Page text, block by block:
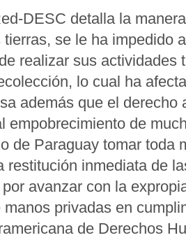
DESC detalla la
se le ha impedido
realizar sus actividades
lo cual ha
además que el derecho
empobrecimiento de
de Paraguay tomar toda
restitución inmediata de
avanzar con la
privadas en
de Derechos